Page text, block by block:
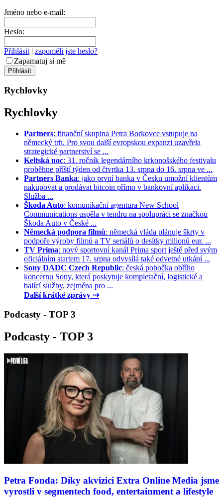
Jméno nebo e-mail:
Heslo:
Přihlásit | zapoměli jste heslo?
Zapamatuj si mě
Rychlovky
Rychlovky
Partners: finanční skupina Petra Borkovce vstupuje na
německý trh. Pro svou další evropskou expanzi uzavřela
strategické partnerství se ...
Keltská noc: 31. ročník legendárního krkonošského festivalu
proběhne příští týden od čtvrtka 13. srpna do 16. srpna ve ...
Partners Banka: jako první banka v Česku umožní klientům
nakupovat a prodávat bitcoin přímo v bankovní aplikaci.
Služba ...
Škoda Auto: komunikační agentura New School
Communications uspěla v tendru na spolupráci se značkou
Škoda Auto v České ...
Německá podpora filmů: německá vláda plánuje škrty v
podpoře výroby filmů a TV seriálů o desítky milionů eur. ...
TV Prima: nový sportovní kanál Prima sport ještě před svým
oficiálním startem 17. srpna odvysílá také odvetné utkání ...
Sony DADC Czech Republic: česká pobočka obřího
koncernu Sony, která poskytuje kompletační, logistické a
balící služby, zejména pro ...
Další krátké zprávy ⇢
Podcasty - TOP 3
Podcasty - TOP 3
Petra Fonda: Díky akvizici Extra Online Media jsme
vyrostli v segmentech food, entertainment a lifestyle